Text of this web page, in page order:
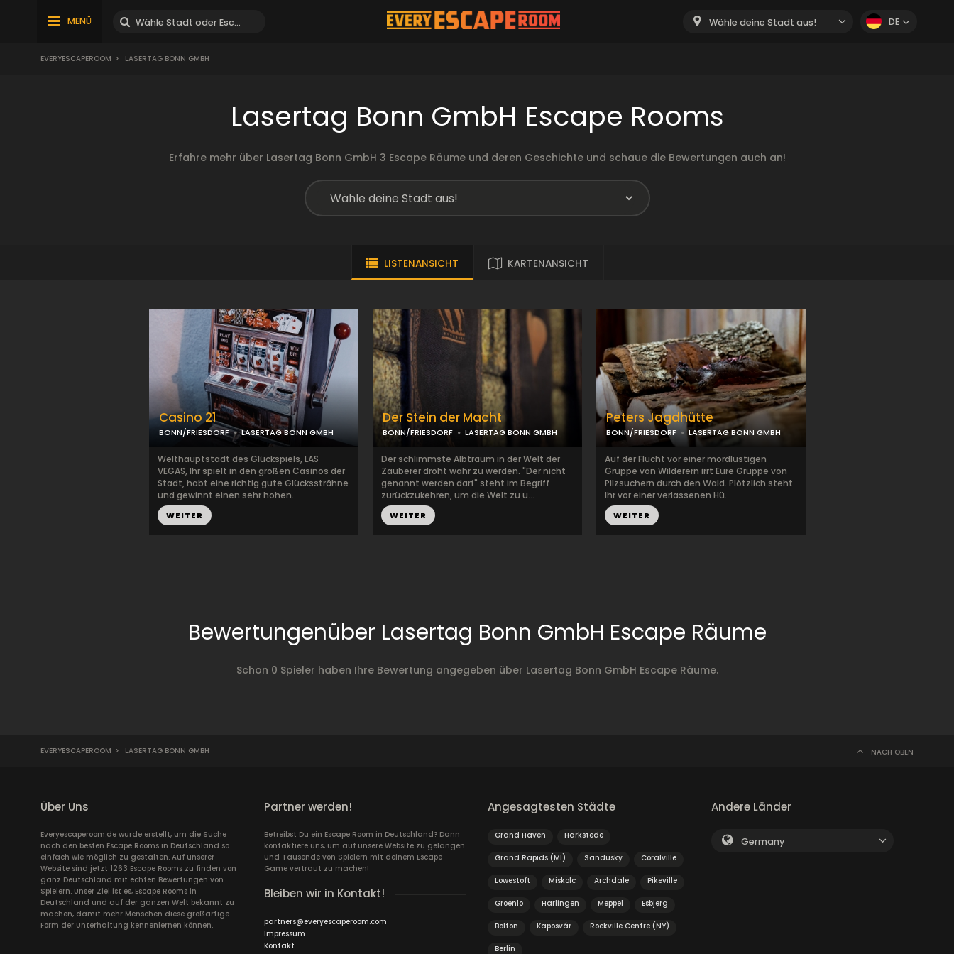
MENÜ Wähle deine Stadt aus! DE
EVERYESCAPEROOM > LASERTAG BONN GMBH
Lasertag Bonn GmbH Escape Rooms
Erfahre mehr über Lasertag Bonn GmbH 3 Escape Räume und deren Geschichte und schaue die Bewertungen auch an!
LISTENANSICHT KARTENANSICHT
Casino 21
BONN/FRIESDORF LASERTAG BONN GMBH
Welthauptstadt des Glückspiels, LAS
VEGAS, Ihr spielt in den großen Casinos der
Stadt, habt eine richtig gute Glückssträhne
und gewinnt einen sehr hohen...
WEITER
Der Stein der Macht
BONN/FRIESDORF LASERTAG BONN GMBH
Der schlimmste Albtraum in der Welt der
Zauberer droht wahr zu werden. "Der nicht
genannt werden darf" steht im Begriff
zurückzukehren, um die Welt zu u...
WEITER
Peters Jagdhütte
BONN/FRIESDORF LASERTAG BONN GMBH
Auf der Flucht vor einer mordlustigen
Gruppe von Wilderern irrt Eure Gruppe von
Pilzsuchern durch den Wald. Plötzlich steht
Ihr vor einer verlassenen Hü...
WEITER
Bewertungenüber Lasertag Bonn GmbH Escape Räume
Schon 0 Spieler haben Ihre Bewertung angegeben über Lasertag Bonn GmbH Escape Räume.
EVERYESCAPEROOM > LASERTAG BONN GMBH NACH OBEN
Über Uns
Everyescaperoom.de wurde erstellt, um die Suche
nach den besten Escape Rooms in Deutschland so
einfach wie möglich zu gestalten. Auf unserer
Website sind jetzt 1263 Escape Rooms zu finden von
ganz Deutschland mit echten Bewertungen von
Spielern. Unser Ziel ist es, Escape Rooms in
Deutschland und auf der ganzen Welt bekannt zu
machen, damit mehr Menschen diese großartige
Form der Unterhaltung kennenlernen können.
Partner werden!
Betreibst Du ein Escape Room in Deutschland? Dann
kontaktiere uns, um auf unsere Website zu gelangen
und Tausende von Spielern mit deinem Escape
Game vertraut zu machen!
Bleiben wir in Kontakt!
partners@everyescaperoom.com
Impressum
Kontakt
Angesagtesten Städte
Grand Haven Harkstede
Grand Rapids (MI) Sandusky Coralville
Lowestoft Miskolc Archdale Pikeville
Groenlo Harlingen Meppel Esbjerg
Bolton Kaposvár Rockville Centre (NY)
Berlin
Andere Länder
Germany